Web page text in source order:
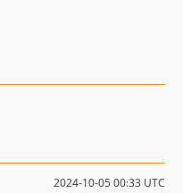
2024-10-05 00:33 UTC